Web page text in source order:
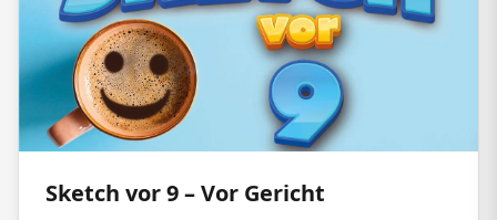
Sketch vor 9 – Vor Gericht